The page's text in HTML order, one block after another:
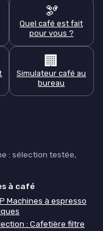
🫘
Quel café est fait
pour vous ?
🏢
Simulateur café au
bureau
: sélection testée,
à café
Machines à espresso
: Cafetière filtre